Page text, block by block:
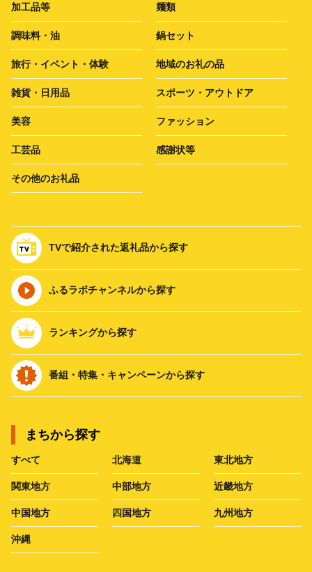
加工品等 麺類
調味料・油 鍋セット
旅行・イベント・体験 地域のお礼の品
雑貨・日用品 スポーツ・アウトドア
美容 ファッション
工芸品 感謝状等
その他のお礼品
TVで紹介された返礼品から探す
ふるラボチャンネルから探す
ランキングから探す
番組・特集・キャンペーンから探す
まちから探す
すべて 北海道 東北地方
関東地方 中部地方 近畿地方
中国地方 四国地方 九州地方
沖縄